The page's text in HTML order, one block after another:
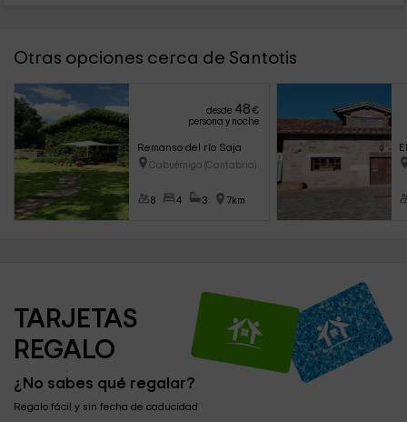
Otras opciones cerca de Santotis
desde 48€
persona y noche
Remanso del río Saja
Cabuérniga (Cantabria)
8 4 3 7km
TARJETAS
REGALO
¿No sabes qué regalar?
Regalo fácil y sin fecha de caducidad